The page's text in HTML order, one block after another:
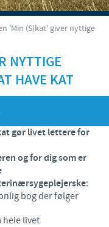
'Min (S)kat' giver nyttige
NYTTIGE
HAVE KAT
gør livet lettere for
og for dig som er
:
bog der følger
hele livet